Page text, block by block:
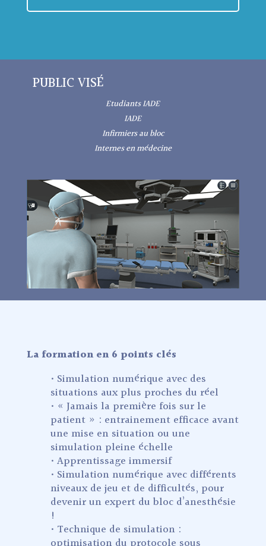
PUBLIC VISÉ
Etudiants IADE
IADE
Infirmiers au bloc
Internes en médecine
La formation en 6 points clés
• Simulation numérique avec des
situations aux plus proches du réel
• « Jamais la première fois sur le
patient » : entrainement efficace avant
une mise en situation ou une
simulation pleine échelle
• Apprentissage immersif
• Simulation numérique avec différents
niveaux de jeu et de difficultés, pour
devenir un expert du bloc d’anesthésie
!
• Technique de simulation :